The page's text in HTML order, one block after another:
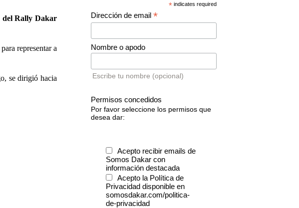
del Rally Dakar
representar a
se dirigió hacia
* indicates required
Dirección de email*
Nombre o apodo
Escribe tu nombre (opcional)
Permisos concedidos
Por favor seleccione los permisos que
desea dar:
Acepto recibir emails de
Somos Dakar con
información destacada
Acepto la Política de
Privacidad disponible en
somosdakar.com/politica-
de-privacidad